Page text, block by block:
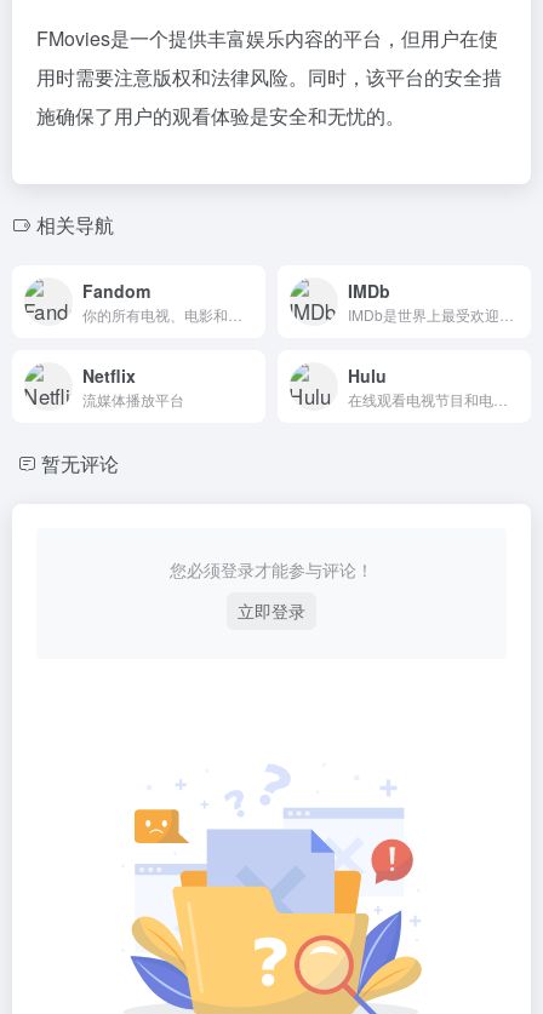
FMovies是一个提供丰富娱乐内容的平台，但用户在使
用时需要注意版权和法律风险。同时，该平台的安全措
施确保了用户的观看体验是安全和无忧的。
相关导航
Fandom IMDb
Netflix
流媒体播放平台
Hulu
暂无评论
您必须登录才能参与评论！
立即登录